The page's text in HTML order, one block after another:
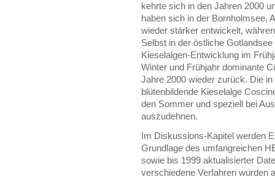
kehrte sich in den Jahren 2000
haben sich in der Bornholmsee,
wieder stärker entwickelt,
Selbst in der östliche
Kieselalgen-Entwicklung im
Winter und Frühjahr dominante
Jahre 2000 wieder zurück. Die
blütenbildende Kieselalge
den Sommer und speziell bei
auszudehnen.
Im Diskussions-Kapitel werden
Grundlage des umfangreichen
sowie bis 1999 aktualisierter
verschiedene Verfahren wurden